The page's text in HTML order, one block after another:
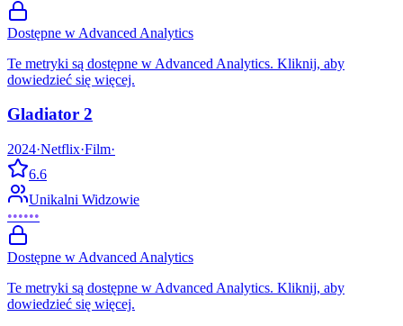
Dostępne w Advanced Analytics
Te metryki są dostępne w Advanced Analytics. Kliknij, aby
dowiedzieć się więcej.
Gladiator 2
2024·Netflix·Film·
6.6
Unikalni Widzowie
••••••
Dostępne w Advanced Analytics
Te metryki są dostępne w Advanced Analytics. Kliknij, aby
dowiedzieć się więcej.